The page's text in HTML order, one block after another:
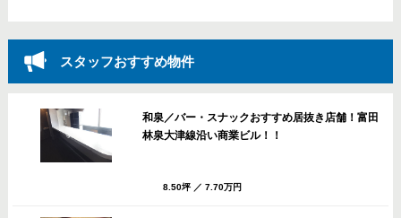
スタッフおすすめ物件
和泉／バー・スナックおすすめ居抜き店舗！富田
林泉大津線沿い商業ビル！！
8.50坪 ／ 7.70万円